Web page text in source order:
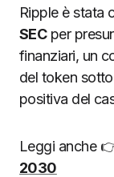
Ripple è stata
SECper
finanziari, un
del token
positiva del
Leggi anche
2030